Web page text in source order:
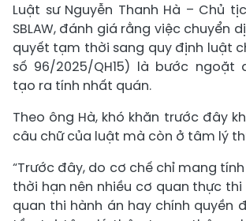
Luật sư Nguyễn Thanh Hà – Chủ
SBLAW, đánh giá rằng việc chuyển
quyết tạm thời sang quy định luật
số 96/2025/QH15) là bước ngoặt
tạo ra tính nhất quán.
Theo ông Hà, khó khăn trước đây
câu chữ của luật mà còn ở tâm lý
“Trước đây, do cơ chế chỉ mang
thời hạn nên nhiều cơ quan thực thi
quan thi hành án hay chính quyền